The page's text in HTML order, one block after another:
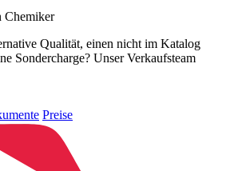
Chemiker
Qualität, einen nicht im Katalog
Sondercharge? Unser Verkaufsteam
Preise